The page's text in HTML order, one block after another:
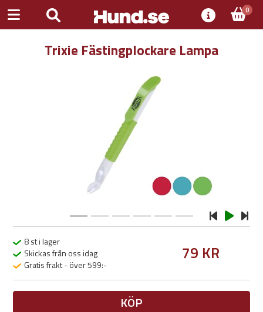
0
Trixie Fästingplockare Lampa
8 st i lager
Skickas från oss idag
Gratis frakt - över 599:-
79 KR
KÖP